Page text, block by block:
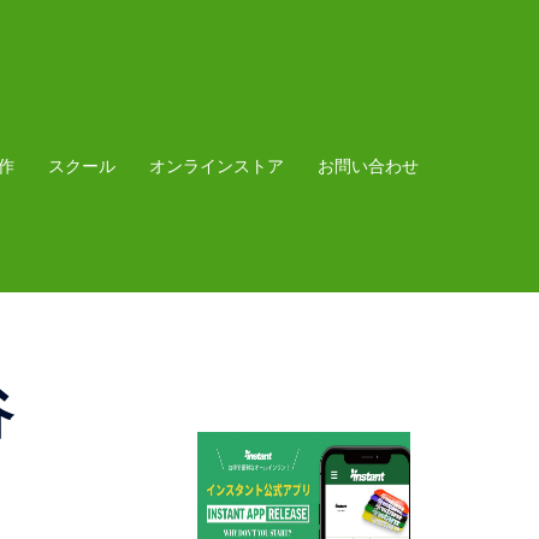
スクール オンラインストア お問い合わせ